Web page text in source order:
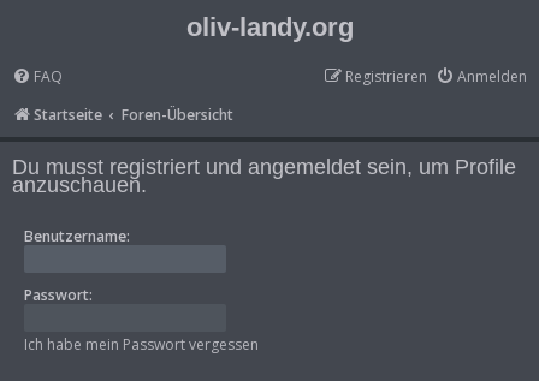
oliv-landy.org
FAQ Anmelden
Registrieren
Startseite
Foren-Übersicht
Du musst registriert und angemeldet sein, um Profile
anzuschauen.
Benutzername:
Passwort:
Ich habe mein Passwort vergessen